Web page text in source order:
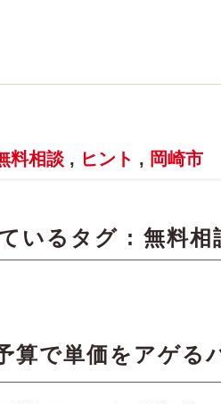
料相談 , ヒント , 岡崎市
いるタグ : 無料相
算で単価をアゲる